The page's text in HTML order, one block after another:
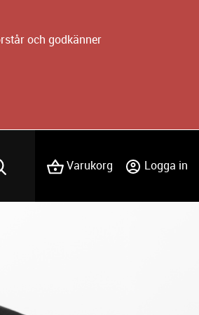
och godkänner
Varukorg Logga in